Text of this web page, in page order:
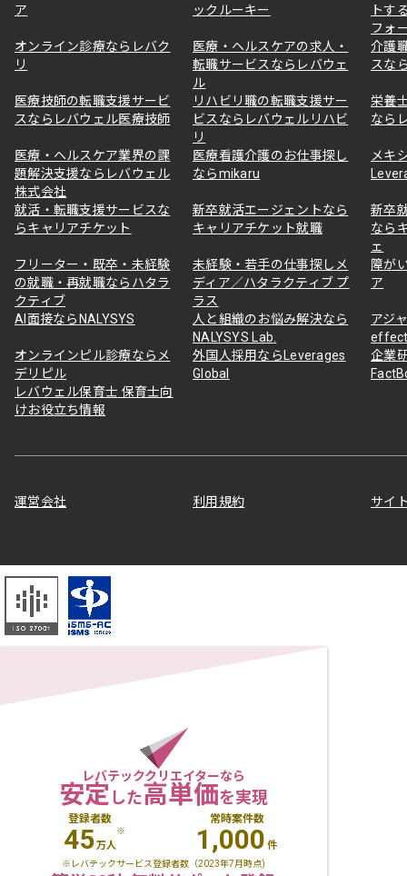
ア
ックルーキー
トす
フォ
オンライン診療ならレバク
リ
医療・ヘルスケアの求人・
転職サービスならレバウェ
ル
介護
スな
医療技師の転職支援サービ
スならレバウェル医療技師
リハビリ職の転職支援サー
ビスならレバウェルリハビ
リ
栄養
なら
医療・ヘルスケア業界の課
題解決支援ならレバウェル
株式会社
医療看護介護のお仕事探し
ならmikaru
メキ
就活・転職支援サービスな
らキャリアチケット
新卒就活エージェントなら
キャリアチケット就職
新卒
なら
ェ
フリーター・既卒・未経験
の就職・再就職ならハタラ
クティブ
未経験・若手の仕事探しメ
ディア／ハタラクティブ プ
ラス
障が
ア
AI面接ならNALYSYS
人と組織のお悩み解決なら
NALYSYS Lab.
アジ
オンラインピル診療ならメ
デリピル
外国人採用ならLeverages
Global
企業
レバウェル保育士 保育士向
けお役立ち情報
運営会社 利用規約 サイ
レバテッククリエイターなら
安定した高単価を実現
登録者数
45万人
※
常時案件数
1,000 件
※レバテックサービス登録者数（2023年7月時点)